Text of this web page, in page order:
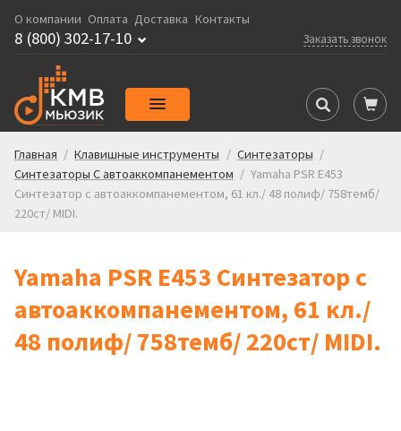
О компании Оплата Доставка Контакты
Заказать звонок
8 (800) 302-17-10
Главная / Клавишные инструменты / Синтезаторы /
Синтезаторы С автоаккомпанементом / Yamaha PSR E453
Синтезатор с автоаккомпанементом, 61 кл./ 48 полиф/ 758темб/
220ст/ MIDI.
Yamaha PSR E453 Синтезатор с
автоаккомпанементом, 61 кл./
48 полиф/ 758темб/ 220ст/ MIDI.